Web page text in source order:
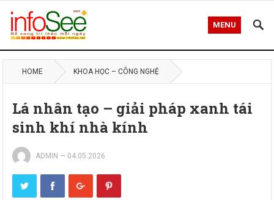
MENU
HOME KHOA HỌC – CÔNG NGHỆ
Lá nhân tạo – giải pháp xanh tái
sinh khí nhà kính
ADMIN — 04.05.2026